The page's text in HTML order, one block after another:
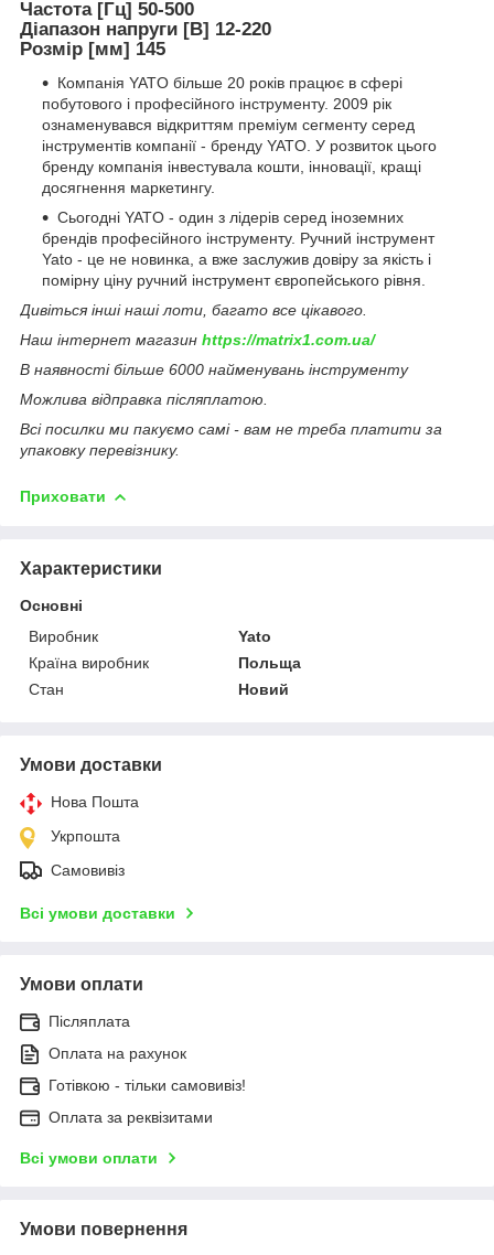
Частота [Гц] 50-500
Діапазон напруги [В] 12-220
Розмір [мм] 145
Компанія YATO більше 20 років працює в сфері
побутового і професійного інструменту. 2009 рік
ознаменувався відкриттям преміум сегменту серед
інструментів компанії - бренду YATO. У розвиток цього
бренду компанія інвестувала кошти, інновації, кращі
досягнення маркетингу.
Сьогодні YATO - один з лідерів серед іноземних
брендів професійного інструменту. Ручний інструмент
Yato - це не новинка, а вже заслужив довіру за якість і
помірну ціну ручний інструмент європейського рівня.
Дивіться інші наші лоти, багато все цікавого.
Наш інтернет магазин https://matrix1.com.ua/
В наявності більше 6000 найменувань інструменту
Можлива відправка післяплатою.
Всі посилки ми пакуємо самі - вам не треба платити за
упаковку перевізнику.
Приховати
Характеристики
Основні
Виробник
Yato
Країна виробник
Польща
Стан
Новий
Умови доставки
Нова Пошта
Укрпошта
Самовивіз
Всі умови доставки
Умови оплати
Післяплата
Оплата на рахунок
Готівкою - тільки самовивіз!
Оплата за реквізитами
Всі умови оплати
Умови повернення